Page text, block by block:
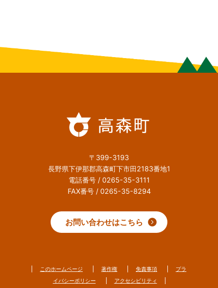
〒399-3193
長野県下伊那郡高森町下市田2183番地1
電話番号 / 0265-35-3111
FAX番号 / 0265-35-8294
お問い合わせはこちら
このホームページ 著作権 免責事項
プラ
イバシーポリシー
アクセシビリティ